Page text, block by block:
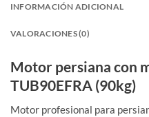
INFORMACIÓN ADICIONAL
VALORACIONES (0)
Motor persiana con
TUB90EFRA (90kg)
Motor profesional para